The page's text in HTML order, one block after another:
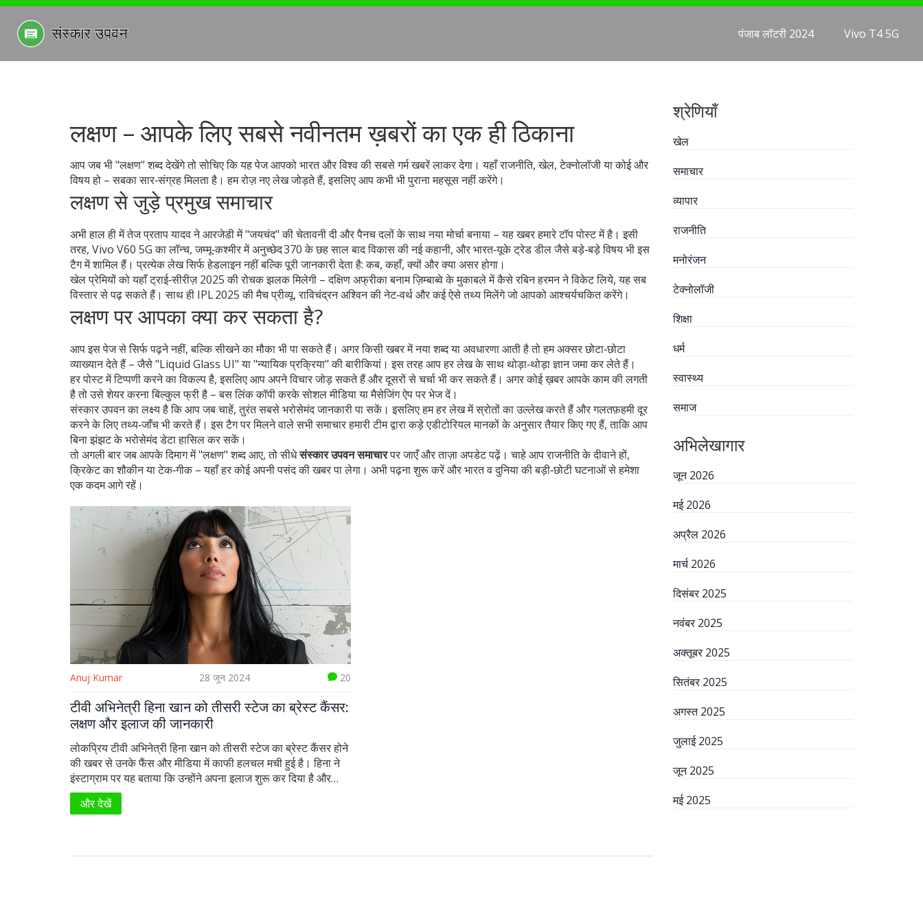
पंजाब लॉटरी 2024 Vivo T4 5G
लक्षण – आपके लिए सबसे नवीनतम ख़बरों का एक ही ठिकाना
आप जब भी "लक्षण" शब्द देखेंगे तो सोचिए कि यह पेज आपको भारत और विश्व की सबसे गर्म खबरें लाकर देगा। यहाँ राजनीति, खेल, टेक्नोलॉजी या कोई और
विषय हो – सबका सार‑संग्रह मिलता है। हम रोज़ नए लेख जोड़ते हैं, इसलिए आप कभी भी पुराना महसूस नहीं करेंगे।
लक्षण से जुड़े प्रमुख समाचार
अभी हाल ही में तेज प्रताप यादव ने आरजेडी में "जयचंद" की चेतावनी दी और पैनच दलों के साथ नया मोर्चा बनाया – यह खबर हमारे टॉप पोस्ट में है। इसी
तरह, Vivo V60 5G का लॉन्च, जम्मू‑कश्मीर में अनुच्छेद 370 के छह साल बाद विकास की नई कहानी, और भारत‑यूके ट्रेड डील जैसे बड़े‑बड़े विषय भी इस
टैग में शामिल हैं। प्रत्येक लेख सिर्फ हेडलाइन नहीं बल्कि पूरी जानकारी देता है: कब, कहाँ, क्यों और क्या असर होगा।
खेल प्रेमियों को यहाँ ट्राई‑सीरीज़ 2025 की रोचक झलक मिलेगी – दक्षिण अफ्रीका बनाम ज़िम्बाब्वे के मुकाबले में कैसे रबिन हरमन ने विकेट लिये, यह सब
विस्तार से पढ़ सकते हैं। साथ ही IPL 2025 की मैच प्रीव्यू, राविचंद्रन अश्विन की नेट‑वर्थ और कई ऐसे तथ्य मिलेंगे जो आपको आश्चर्यचकित करेंगे।
लक्षण पर आपका क्या कर सकता है?
आप इस पेज से सिर्फ पढ़ने नहीं, बल्कि सीखने का मौका भी पा सकते हैं। अगर किसी खबर में नया शब्द या अवधारणा आती है तो हम अक्सर छोटा‑छोटा
व्याख्यान देते हैं – जैसे "Liquid Glass UI" या "न्यायिक प्रक्रिया" की बारीकियां। इस तरह आप हर लेख के साथ थोड़ा‑थोड़ा ज्ञान जमा कर लेते हैं।
हर पोस्ट में टिप्पणी करने का विकल्प है, इसलिए आप अपने विचार जोड़ सकते हैं और दूसरों से चर्चा भी कर सकते हैं। अगर कोई ख़बर आपके काम की लगती
है तो उसे शेयर करना बिल्कुल फ्री है – बस लिंक कॉपी करके सोशल मीडिया या मैसेजिंग ऐप पर भेज दें।
संस्कार उपवन का लक्ष्य है कि आप जब चाहें, तुरंत सबसे भरोसेमंद जानकारी पा सकें। इसलिए हम हर लेख में स्रोतों का उल्लेख करते हैं और गलतफ़हमी दूर
करने के लिए तथ्य‑जाँच भी करते हैं। इस टैग पर मिलने वाले सभी समाचार हमारी टीम द्वारा कड़े एडीटोरियल मानकों के अनुसार तैयार किए गए हैं, ताकि आप
बिना झंझट के भरोसेमंद डेटा हासिल कर सकें।
तो अगली बार जब आपके दिमाग में "लक्षण" शब्द आए, तो सीधेसंस्कार उपवन समाचारपर जाएँ और ताज़ा अपडेट पढ़ें। चाहे आप राजनीति के दीवाने हों,
क्रिकेट का शौकीन या टेक‑गीक – यहाँ हर कोई अपनी पसंद की खबर पा लेगा। अभी पढ़ना शुरू करें और भारत व दुनिया की बड़ी‑छोटी घटनाओं से हमेशा
एक कदम आगे रहें।
Anuj Kumar 28 जून 2024 20
टीवी अभिनेत्री हिना खान को तीसरी स्टेज का ब्रेस्ट कैंसर:
लक्षण और इलाज की जानकारी
लोकप्रिय टीवी अभिनेत्री हिना खान को तीसरी स्टेज का ब्रेस्ट कैंसर होने
की खबर से उनके फैंस और मीडिया में काफी हलचल मची हुई है। हिना ने
इंस्टाग्राम पर यह बताया कि उन्होंने अपना इलाज शुरू कर दिया है और
बीमारी का डटकर मुकाबला करने के लिए तैयार हैं। ब्रेस्ट कैंसर के लक्षण
और इलाज के विकल्पों पर इस लेख में विस्तार से जानें।
और देखें
श्रेणियाँ
खेल
समाचार
व्यापार
राजनीति
मनोरंजन
टेक्नोलॉजी
शिक्षा
धर्म
स्वास्थ्य
समाज
अभिलेखागार
जून 2026
मई 2026
अप्रैल 2026
मार्च 2026
दिसंबर 2025
नवंबर 2025
अक्तूबर 2025
सितंबर 2025
अगस्त 2025
जुलाई 2025
जून 2025
मई 2025